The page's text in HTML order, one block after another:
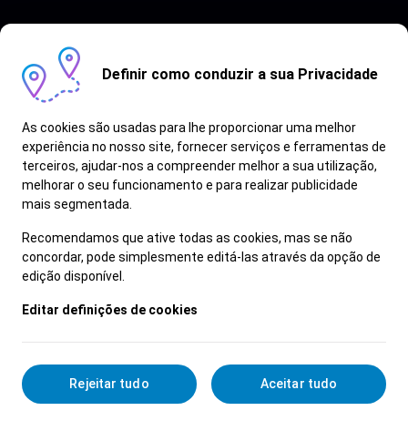
Vagas semelhantes
Definir como conduzir a sua Privacidade
As cookies são usadas para lhe proporcionar uma melhor
experiência no nosso site, fornecer serviços e ferramentas de
terceiros, ajudar-nos a compreender melhor a sua utilização,
melhorar o seu funcionamento e para realizar publicidade
mais segmentada.
Recomendamos que ative todas as cookies, mas se não
concordar, pode simplesmente editá-las através da opção de
edição disponível.
Editar definições de cookies
Rejeitar tudo Aceitar tudo